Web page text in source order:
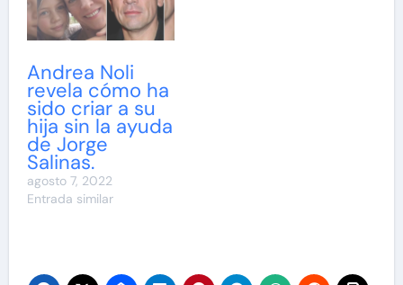
Andrea Noli
revela cómo ha
sido criar a su
hija sin la ayuda
de Jorge
Salinas.
agosto 7, 2022
Entrada similar